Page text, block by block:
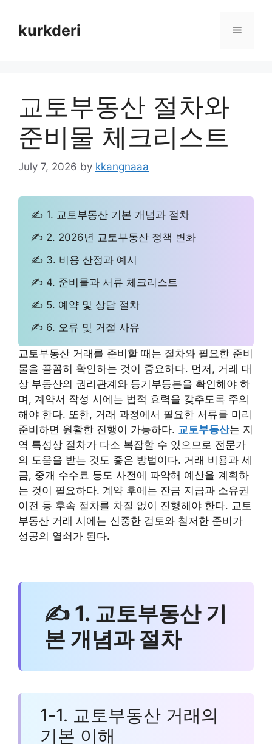
contentkurkderi Menu
교토부동산 절차와
준비물 체크리스트
July 7, 2026 by kkangnaaa
✍ 1. 교토부동산 기본 개념과 절차
✍ 2. 2026년 교토부동산 정책 변화
✍ 3. 비용 산정과 예시
✍ 4. 준비물과 서류 체크리스트
✍ 5. 예약 및 상담 절차
✍ 6. 오류 및 거절 사유
교토부동산 거래를 준비할 때는 절차와 필요한 준비
물을 꼼꼼히 확인하는 것이 중요하다. 먼저, 거래 대
상 부동산의 권리관계와 등기부등본을 확인해야 하
며, 계약서 작성 시에는 법적 효력을 갖추도록 주의
해야 한다. 또한, 거래 과정에서 필요한 서류를 미리
준비하면 원활한 진행이 가능하다. 교토부동산는 지
역 특성상 절차가 다소 복잡할 수 있으므로 전문가
의 도움을 받는 것도 좋은 방법이다. 거래 비용과 세
금, 중개 수수료 등도 사전에 파악해 예산을 계획하
는 것이 필요하다. 계약 후에는 잔금 지급과 소유권
이전 등 후속 절차를 차질 없이 진행해야 한다. 교토
부동산 거래 시에는 신중한 검토와 철저한 준비가
성공의 열쇠가 된다.
✍ 1. 교토부동산 기
본 개념과 절차
1-1. 교토부동산 거래의
기본 이해